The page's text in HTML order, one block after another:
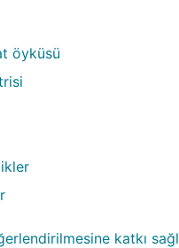
öyküsü
katkı